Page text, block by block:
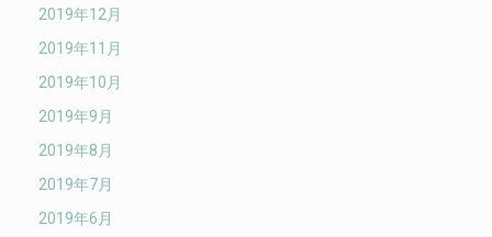
2019年12月
2019年11月
2019年10月
2019年9月
2019年8月
2019年7月
2019年6月